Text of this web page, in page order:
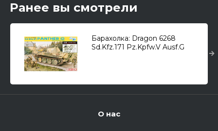
Ранее вы смотрели
Барахолка: Dragon 6268
Sd.Kfz.171 Pz.Kpfw.V Ausf.G
О нас